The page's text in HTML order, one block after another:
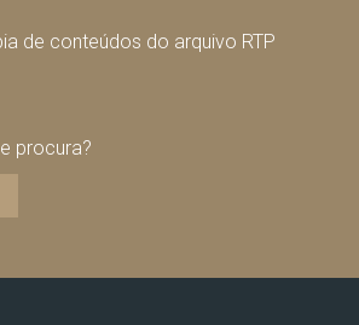
de conteúdos do arquivo RTP
procura?